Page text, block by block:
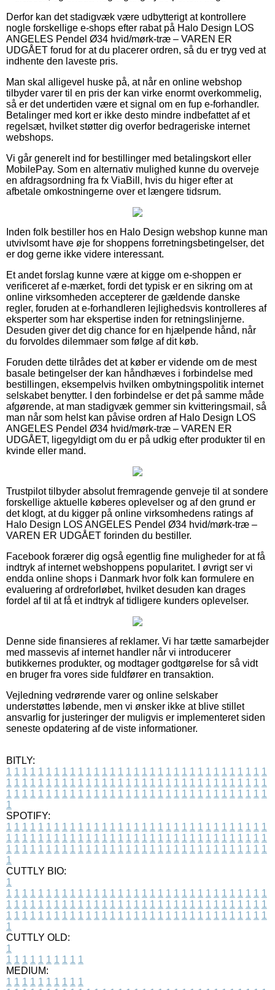
Derfor kan det stadigvæk være udbytterigt at kontrollere
nogle forskellige e-shops efter rabat på Halo Design LOS
ANGELES Pendel Ø34 hvid/mørk-træ – VAREN ER
UDGÅET forud for at du placerer ordren, så du er tryg ved at
indhente den laveste pris.
Man skal alligevel huske på, at når en online webshop
tilbyder varer til en pris der kan virke enormt overkommelig,
så er det undertiden være et signal om en fup e-forhandler.
Betalinger med kort er ikke desto mindre indbefattet af et
regelsæt, hvilket støtter dig overfor bedrageriske internet
webshops.
Vi går generelt ind for bestillinger med betalingskort eller
MobilePay. Som en alternativ mulighed kunne du overveje
en afdragsordning fra fx ViaBill, hvis du higer efter at
afbetale omkostningerne over et længere tidsrum.
Inden folk bestiller hos en Halo Design webshop kunne man
utvivlsomt have øje for shoppens forretningsbetingelser, det
er dog gerne ikke videre interessant.
Et andet forslag kunne være at kigge om e-shoppen er
verificeret af e-mærket, fordi det typisk er en sikring om at
online virksomheden accepterer de gældende danske
regler, foruden at e-forhandleren lejlighedsvis kontrolleres af
eksperter som har ekspertise inden for retningslinjerne.
Desuden giver det dig chance for en hjælpende hånd, når
du forvoldes dilemmaer som følge af dit køb.
Foruden dette tilrådes det at køber er vidende om de mest
basale betingelser der kan håndhæves i forbindelse med
bestillingen, eksempelvis hvilken ombytningspolitik internet
selskabet benytter. I den forbindelse er det på samme måde
afgørende, at man stadigvæk gemmer sin kvitteringsmail, så
man når som helst kan påvise ordren af Halo Design LOS
ANGELES Pendel Ø34 hvid/mørk-træ – VAREN ER
UDGÅET, ligegyldigt om du er på udkig efter produkter til en
kvinde eller mand.
Trustpilot tilbyder absolut fremragende genveje til at sondere
forskellige aktuelle køberes oplevelser og af den grund er
det klogt, at du kigger på online virksomhedens ratings af
Halo Design LOS ANGELES Pendel Ø34 hvid/mørk-træ –
VAREN ER UDGÅET forinden du bestiller.
Facebook forærer dig også egentlig fine muligheder for at få
indtryk af internet webshoppens popularitet. I øvrigt ser vi
endda online shops i Danmark hvor folk kan formulere en
evaluering af ordreforløbet, hvilket desuden kan drages
fordel af til at få et indtryk af tidligere kunders oplevelser.
Denne side finansieres af reklamer. Vi har tætte samarbejder
med massevis af internet handler når vi introducerer
butikkernes produkter, og modtager godtgørelse for så vidt
en bruger fra vores side fuldfører en transaktion.
Vejledning vedrørende varer og online selskaber
understøttes løbende, men vi ønsker ikke at blive stillet
ansvarlig for justeringer der muligvis er implementeret siden
seneste opdatering af de viste informationer.
BITLY:
1 1 1 1 1 1 1 1 1 1 1 1 1 1 1 1 1 1 1 1 1 1 1 1 1 1 1 1 1 1 1 1 1
1 1 1 1 1 1 1 1 1 1 1 1 1 1 1 1 1 1 1 1 1 1 1 1 1 1 1 1 1 1 1 1 1
1 1 1 1 1 1 1 1 1 1 1 1 1 1 1 1 1 1 1 1 1 1 1 1 1 1 1 1 1 1 1 1 1
1
SPOTIFY:
1 1 1 1 1 1 1 1 1 1 1 1 1 1 1 1 1 1 1 1 1 1 1 1 1 1 1 1 1 1 1 1 1
1 1 1 1 1 1 1 1 1 1 1 1 1 1 1 1 1 1 1 1 1 1 1 1 1 1 1 1 1 1 1 1 1
1 1 1 1 1 1 1 1 1 1 1 1 1 1 1 1 1 1 1 1 1 1 1 1 1 1 1 1 1 1 1 1 1
1
CUTTLY BIO:
1
1 1 1 1 1 1 1 1 1 1 1 1 1 1 1 1 1 1 1 1 1 1 1 1 1 1 1 1 1 1 1 1 1
1 1 1 1 1 1 1 1 1 1 1 1 1 1 1 1 1 1 1 1 1 1 1 1 1 1 1 1 1 1 1 1 1
1 1 1 1 1 1 1 1 1 1 1 1 1 1 1 1 1 1 1 1 1 1 1 1 1 1 1 1 1 1 1 1 1
1
CUTTLY OLD:
1
1 1 1 1 1 1 1 1 1 1
MEDIUM:
1 1 1 1 1 1 1 1 1 1